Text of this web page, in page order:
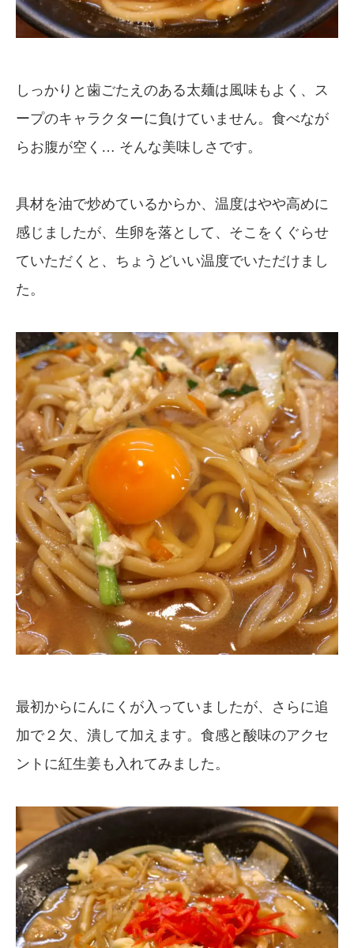
しっかりと歯ごたえのある太麺は風味もよく、ス
ープのキャラクターに負けていません。食べなが
らお腹が空く… そんな美味しさです。
具材を油で炒めているからか、温度はやや高めに
感じましたが、生卵を落として、そこをくぐらせ
ていただくと、ちょうどいい温度でいただけまし
た。
最初からにんにくが入っていましたが、さらに追
加で２欠、潰して加えます。食感と酸味のアクセ
ントに紅生姜も入れてみました。